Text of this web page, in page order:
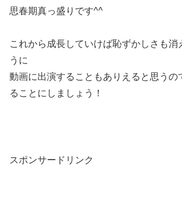
思春期真っ盛りです^^
これから成長していけば恥ずかしさも消
うに
動画に出演することもありえると思うの
ることにしましょう！
スポンサードリンク